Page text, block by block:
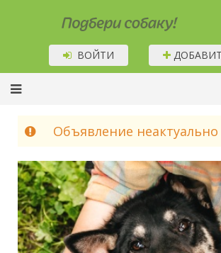
Подбери собаку!
ВОЙТИ
Объявление неактуально